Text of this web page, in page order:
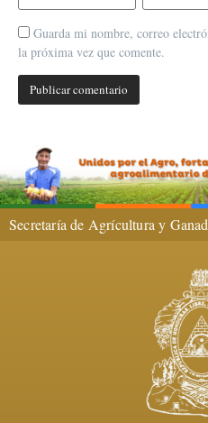
Guarda mi nombre, correo
la próxima vez que comente.
Secretaría de Agrícultura y